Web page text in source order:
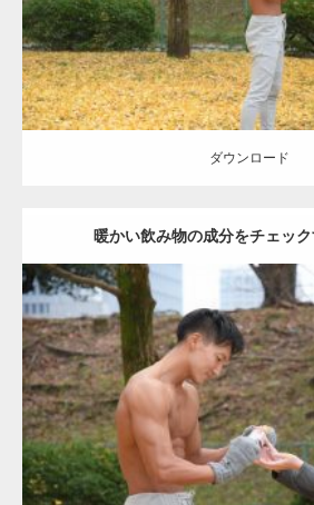
ダウンロード
ダウンロード
暖かい飲み物の成分をチェッ
Update:2021.07.8
Category:公園のマッチョ その他 AKIHITO(
肩
ダウンロード